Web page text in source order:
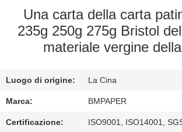
FABBRICA
CONTROLLO
QUALITÀ
CONTATTICI
Una carta della carta
235g 250g 275g Bristol
materiale vergine
Luogo di origine: La Cina
Marca: BMPAPER
Certificazione: ISO9001, ISO14001,